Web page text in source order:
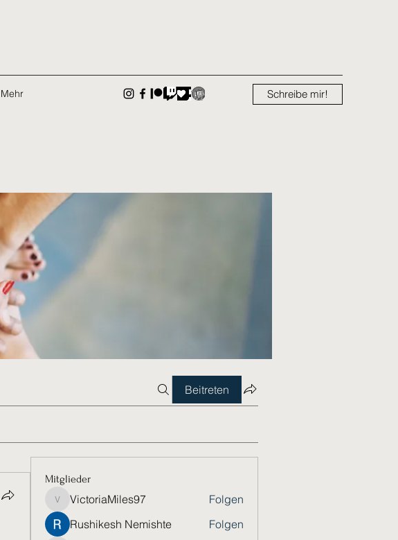
Mehr Schreibe mir!
Beitreten
Mitglieder
VictoriaMiles97
VictoriaMiles97
Folgen
Rushikesh Nemishte
Folgen